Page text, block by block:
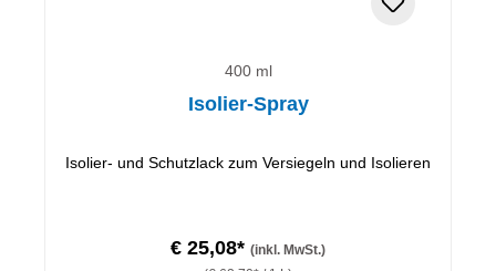
400 ml
Isolier-Spray
Isolier- und Schutzlack zum Versiegeln und Isolieren
€ 25,08* (inkl. MwSt.)